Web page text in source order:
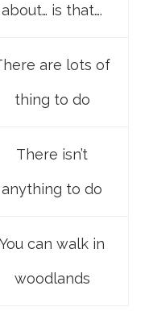
about… is that….
are lots of
thing to do
There isn’t
anything to do
You can walk in
woodlands